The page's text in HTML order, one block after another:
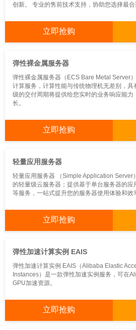
创新。 专业的售前技术支持，协助您选择最
立即抢购
弹性裸金属服务器
弹性裸金属服务器（ECS Bare Metal Server
计算服务，计算性能与传统物理机无差别，
级的交付周期将提供给您实时的业务响应能
长。
立即抢购
轻量应用服务器
轻量应用服务器 （Simple Application Server
的轻量级云服务器；提供基于单台服务器的
等服务，一站式提升您的服务器使用体验和效
立即抢购
弹性加速计算实例 EAIS
弹性加速计算实例 EAIS（Alibaba Elastic
Instances）是一款弹性加速实例服务，可在
GPU加速资源。
立即抢购